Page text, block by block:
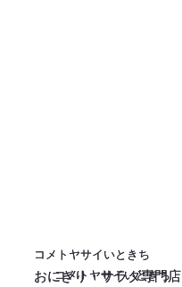
コメトヤサイいときち
おにぎり・サラダ専門店
コメトヤサイいときち
コメトヤサイいときち
コメトヤサイいときち
おにぎり・サラダ専門店